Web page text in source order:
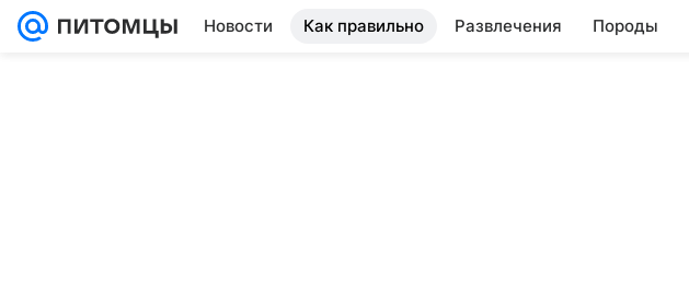
Новости Как правильно Развлечения Породы